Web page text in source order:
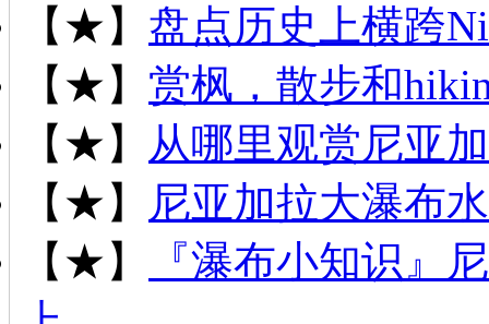
【★】 盘点历史上横跨
【★】 赏枫，散步和
【★】 从哪里观赏尼亚
【★】
尼亚加拉大瀑布
【★】
『瀑布小知识』